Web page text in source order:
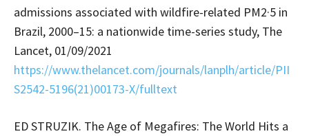
admissions associated with wildfire-related PM2·5 in
Brazil, 2000–15: a nationwide time-series study, The
Lancet, 01/09/2021
https://www.thelancet.com/journals/lanplh/article/PII
S2542-5196(21)00173-X/fulltext
ED STRUZIK. The Age of Megafires: The World Hits a